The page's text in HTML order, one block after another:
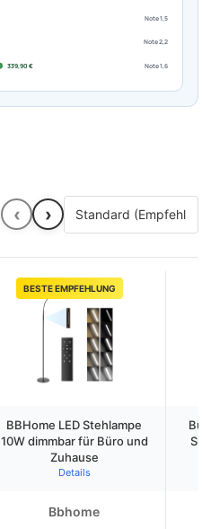
Note 1,5
Note 2,2
339,90 €
Note 1,6
‹ ›
BESTE EMPFEHLUNG
BBHome LED Stehlampe
10W dimmbar für Büro und
Zuhause
Details
Bbhome